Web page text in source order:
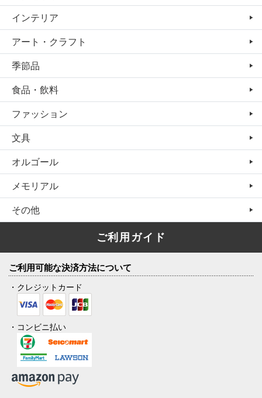
インテリア
アート・クラフト
季節品
食品・飲料
ファッション
文具
オルゴール
メモリアル
その他
ご利用ガイド
ご利用可能な決済方法について
・クレジットカード
・コンビニ払い